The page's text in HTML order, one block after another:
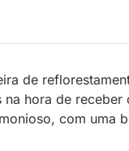
de
hora de receber
com uma